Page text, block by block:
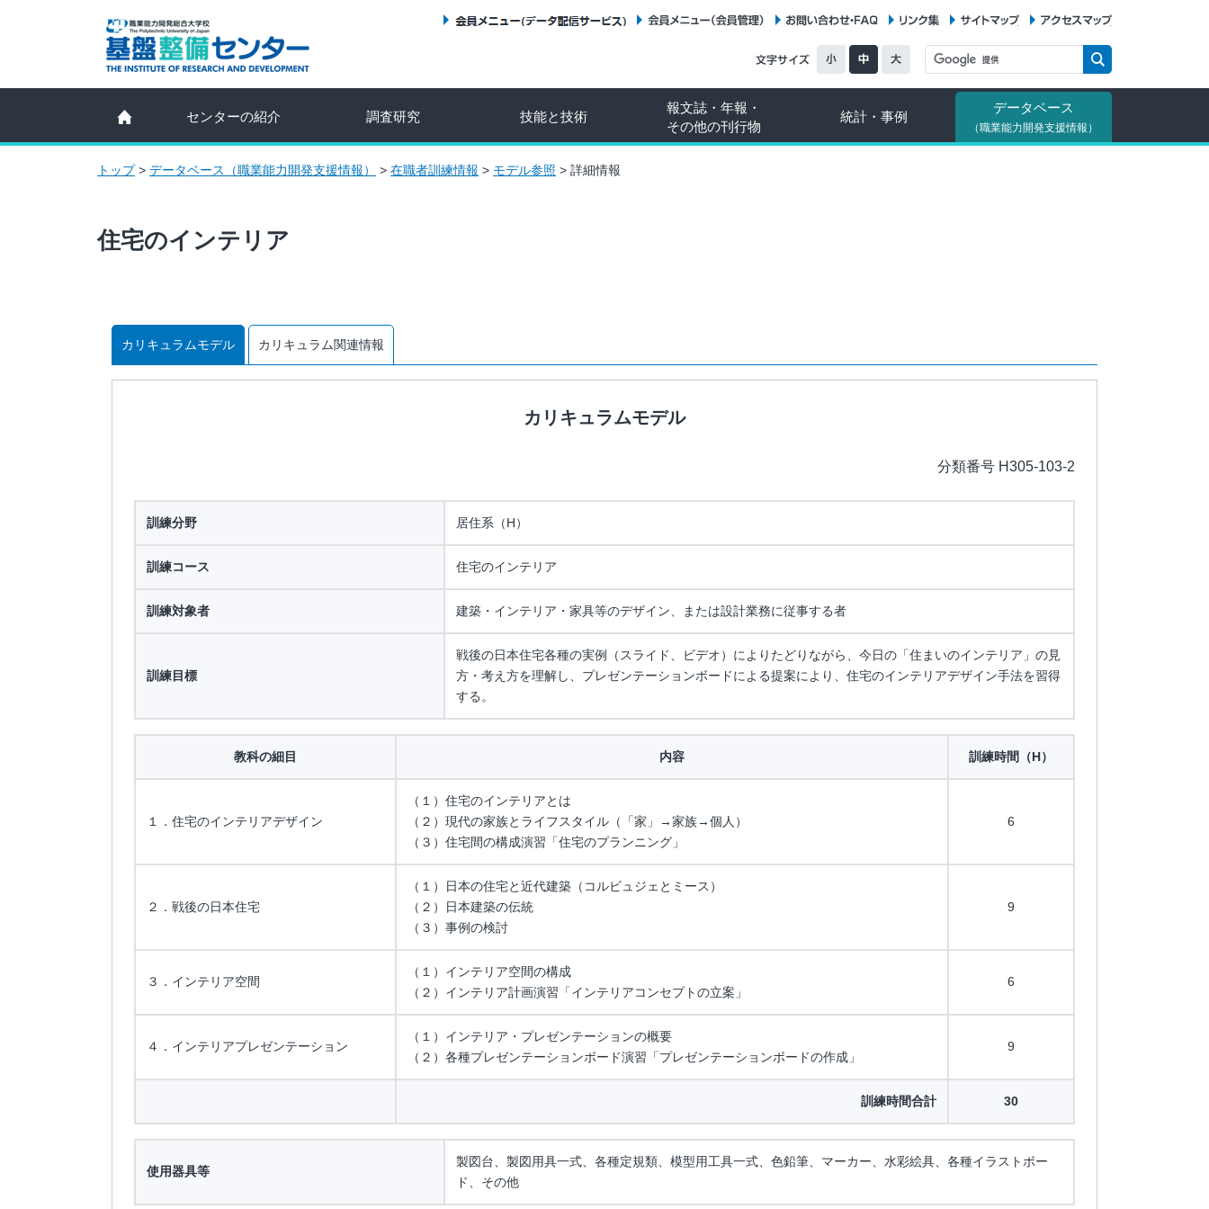
センターの紹介 調査研究 技能と技術
報文誌・年報・
その他の刊行物
統計・事例
データベース
（職業能力開発支援情報）
トップ> データベース（職業能力開発支援情報） > 在職者訓練情報 > モデル参照 > 詳細情報
住宅のインテリア
カリキュラムモデル カリキュラム関連情報
カリキュラムモデル
分類番号 H305-103-2
訓練分野 居住系（H）
訓練コース 住宅のインテリア
訓練対象者 建築・インテリア・家具等のデザイン、または設計業務に従事する者
訓練目標
戦後の日本住宅各種の実例（スライド、ビデオ）によりたどりながら、今日の「住まいのインテリア」の見
方・考え方を理解し、プレゼンテーションボードによる提案により、住宅のインテリアデザイン手法を習得
する。
教科の細目 内容 訓練時間（H）
１．住宅のインテリアデザイン
（１）住宅のインテリアとは
（２）現代の家族とライフスタイル（「家」→家族→個人）
（３）住宅間の構成演習「住宅のプランニング」
6
２．戦後の日本住宅
（１）日本の住宅と近代建築（コルビュジェとミース）
（２）日本建築の伝統
（３）事例の検討
9
３．インテリア空間
（１）インテリア空間の構成
（２）インテリア計画演習「インテリアコンセプトの立案」
6
４．インテリアプレゼンテーション
（１）インテリア・プレゼンテーションの概要
（２）各種プレゼンテーションボード演習「プレゼンテーションボードの作成」
9
訓練時間合計 30
使用器具等
製図台、製図用具一式、各種定規類、模型用工具一式、色鉛筆、マーカー、水彩絵具、各種イラストボー
ド、その他